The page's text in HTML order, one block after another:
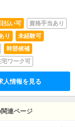
日払い可
資格手当あり
り
未経験可
幹部候補
宅ワーク可
人情報を見る
連ページ